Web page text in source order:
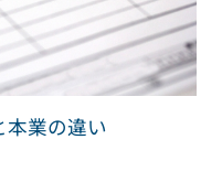
本業の違い